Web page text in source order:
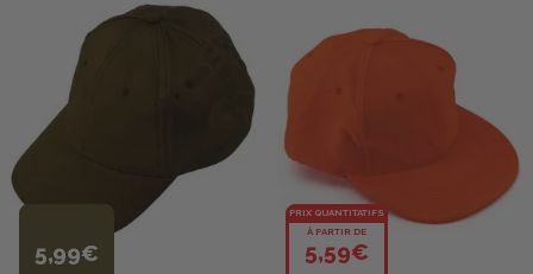
5,99€
PRIX QUANTITATIFS
À PARTIR DE
5,59€